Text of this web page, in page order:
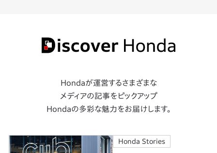
Hondaが運営するさまざまな
メディアの記事をピックアップ
Hondaの多彩な魅力をお届けします。
Honda Stories